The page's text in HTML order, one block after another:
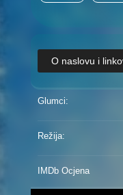
O naslovu i
Glumci:
Režija:
IMDb Ocjena